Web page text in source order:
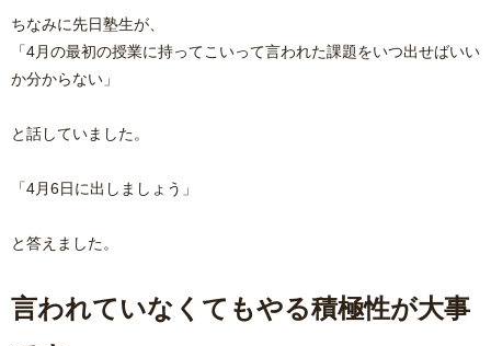
ちなみに先日塾生が、
「4月の最初の授業に持ってこいって言われた課題をいつ出せばいい
か分からない」
と話していました。
「4月6日に出しましょう」
と答えました。
言われていなくてもやる積極性が大事